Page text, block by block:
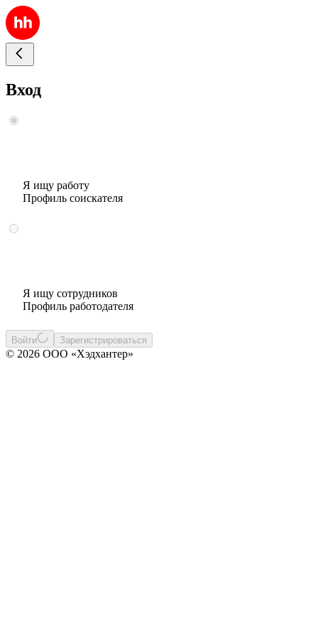
Вход
Я ищу работу
Профиль соискателя
Я ищу сотрудников
Профиль работодателя
Войти Зарегистрироваться
© 2026 ООО «Хэдхантер»